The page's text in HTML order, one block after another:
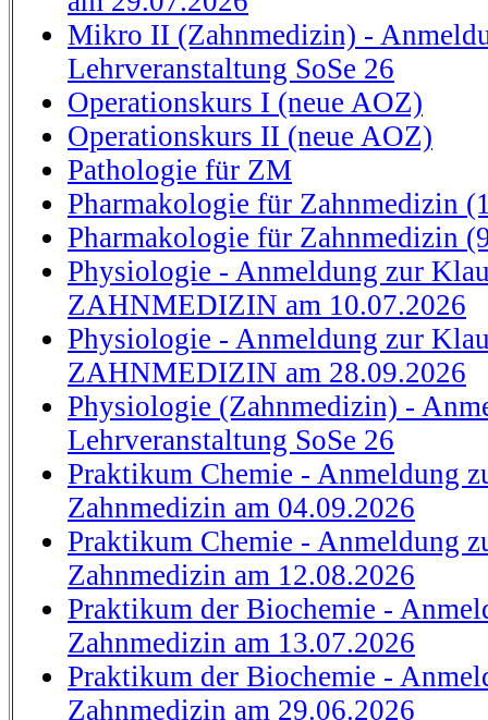
Mikro II (Zahnmedizin) -
Lehrveranstaltung SoSe 26
Operationskurs I (neue AOZ)
Operationskurs II (neue AOZ)
Pathologie für ZM
Pharmakologie für Zahnmedizin
Pharmakologie für Zahnmedizin
Physiologie - Anmeldung zur
ZAHNMEDIZIN am 10.07.2026
Physiologie - Anmeldung zur
ZAHNMEDIZIN am 28.09.2026
Physiologie (Zahnmedizin) -
Lehrveranstaltung SoSe 26
Praktikum Chemie - Anmeldung
Zahnmedizin am 04.09.2026
Praktikum Chemie - Anmeldung
Zahnmedizin am 12.08.2026
Praktikum der Biochemie -
Zahnmedizin am 13.07.2026
Praktikum der Biochemie -
Zahnmedizin am 29.06.2026